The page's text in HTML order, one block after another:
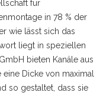
für
in 78 % der
wie lässt sich das
liegt in speziellen
bieten Kanäle aus
Dicke von maximal
so gestaltet, dass sie